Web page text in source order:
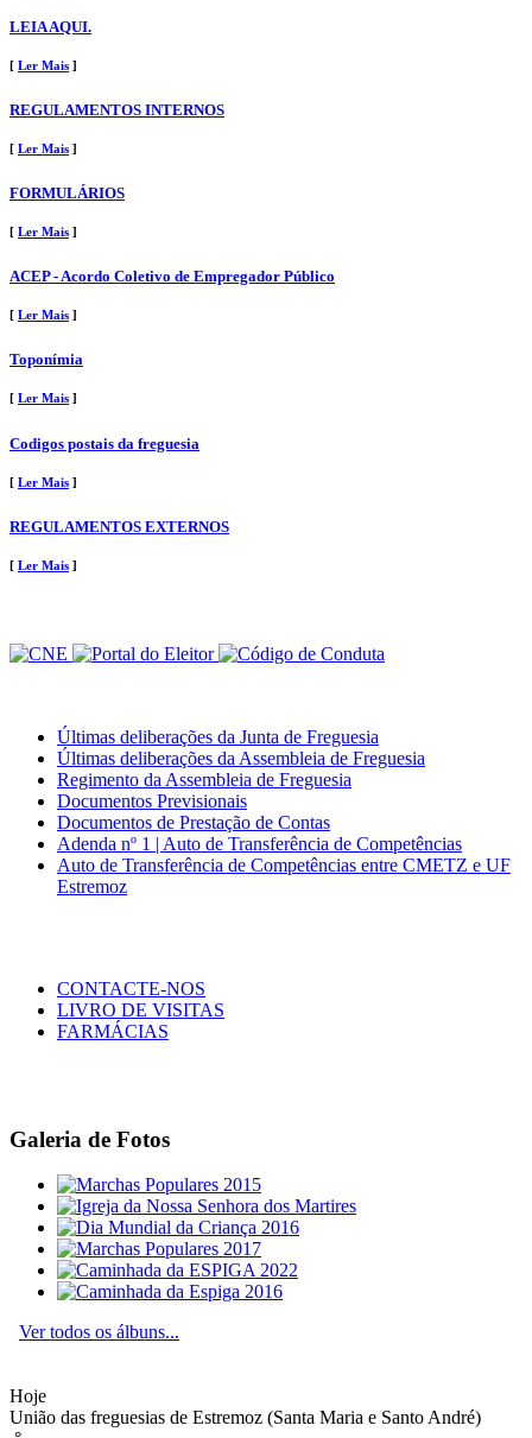
LEIA AQUI.
[ Ler Mais ]
REGULAMENTOS INTERNOS
[ Ler Mais ]
FORMULÁRIOS
[ Ler Mais ]
ACEP - Acordo Coletivo de Empregador Público
[ Ler Mais ]
Toponímia
[ Ler Mais ]
Codigos postais da freguesia
[ Ler Mais ]
REGULAMENTOS EXTERNOS
[ Ler Mais ]
Últimas deliberações da Junta de Freguesia
Últimas deliberações da Assembleia de Freguesia
Regimento da Assembleia de Freguesia
Documentos Previsionais
Documentos de Prestação de Contas
Adenda nº 1 | Auto de Transferência de Competências
Auto de Transferência de Competências entre CMETZ e UF
Estremoz
CONTACTE-NOS
LIVRO DE VISITAS
FARMÁCIAS
Galeria de Fotos
Ver todos os álbuns...
Hoje
União das freguesias de Estremoz (Santa Maria e Santo André)